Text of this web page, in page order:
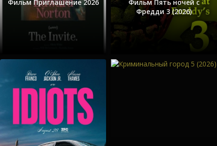
Фильм Приглашение 2026
Фильм Пять ночей с
Фредди 3 (2026)